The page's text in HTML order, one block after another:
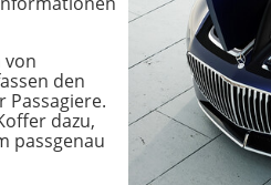
von
den
Passagiere.
dazu,
passgenau